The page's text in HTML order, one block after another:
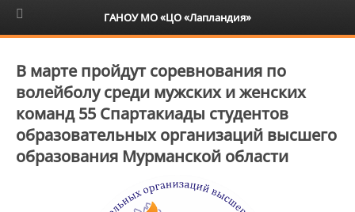
6+
В марте пройдут соревнования по
волейболу среди мужских и женских
команд 55 Спартакиады студентов
образовательных организаций высшего
образования Мурманской области
ГАНОУ МО «ЦО «Лапландия»